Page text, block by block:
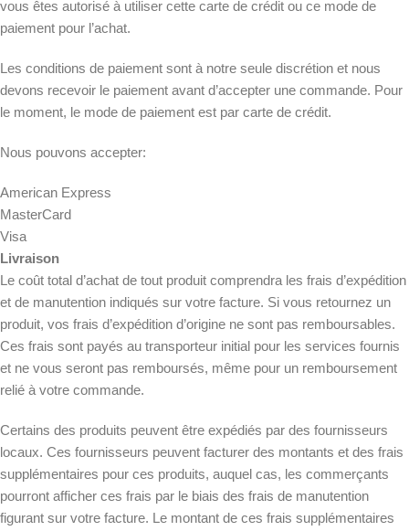
vous êtes autorisé à utiliser cette carte de crédit ou ce mode de
paiement pour l’achat.
Les conditions de paiement sont à notre seule discrétion et nous
devons recevoir le paiement avant d’accepter une commande. Pour
le moment, le mode de paiement est par carte de crédit.
Nous pouvons accepter:
American Express
MasterCard
Visa
Livraison
Le coût total d’achat de tout produit comprendra les frais d’expédition
et de manutention indiqués sur votre facture. Si vous retournez un
produit, vos frais d’expédition d’origine ne sont pas remboursables.
Ces frais sont payés au transporteur initial pour les services fournis
et ne vous seront pas remboursés, même pour un remboursement
relié à votre commande.
Certains des produits peuvent être expédiés par des fournisseurs
locaux. Ces fournisseurs peuvent facturer des montants et des frais
supplémentaires pour ces produits, auquel cas, les commerçants
pourront afficher ces frais par le biais des frais de manutention
figurant sur votre facture. Le montant de ces frais supplémentaires